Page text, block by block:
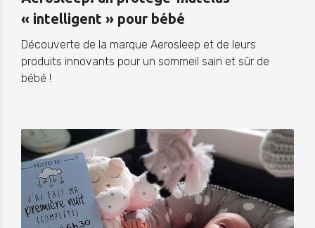
« intelligent » pour bébé
Découverte de la marque Aerosleep et de leurs
produits innovants pour un sommeil sain et sûr de
bébé !